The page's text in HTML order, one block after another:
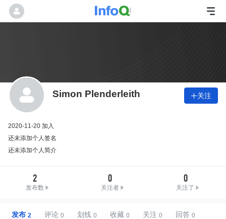
Simon Plenderleith 关注
2020-11-20 加入
还未添加个人签名
还未添加个人简介
2
发布数
0
关注者
0
关注了
发布 评论 划线 收藏 关注 回答